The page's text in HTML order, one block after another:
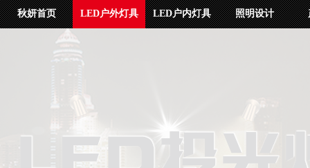
秋妍首页 LED户外灯具 LED户内灯具 照明设计